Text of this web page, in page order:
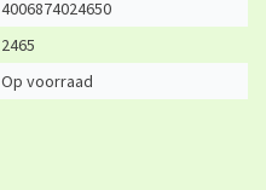
4006874024650
2465
Op voorraad